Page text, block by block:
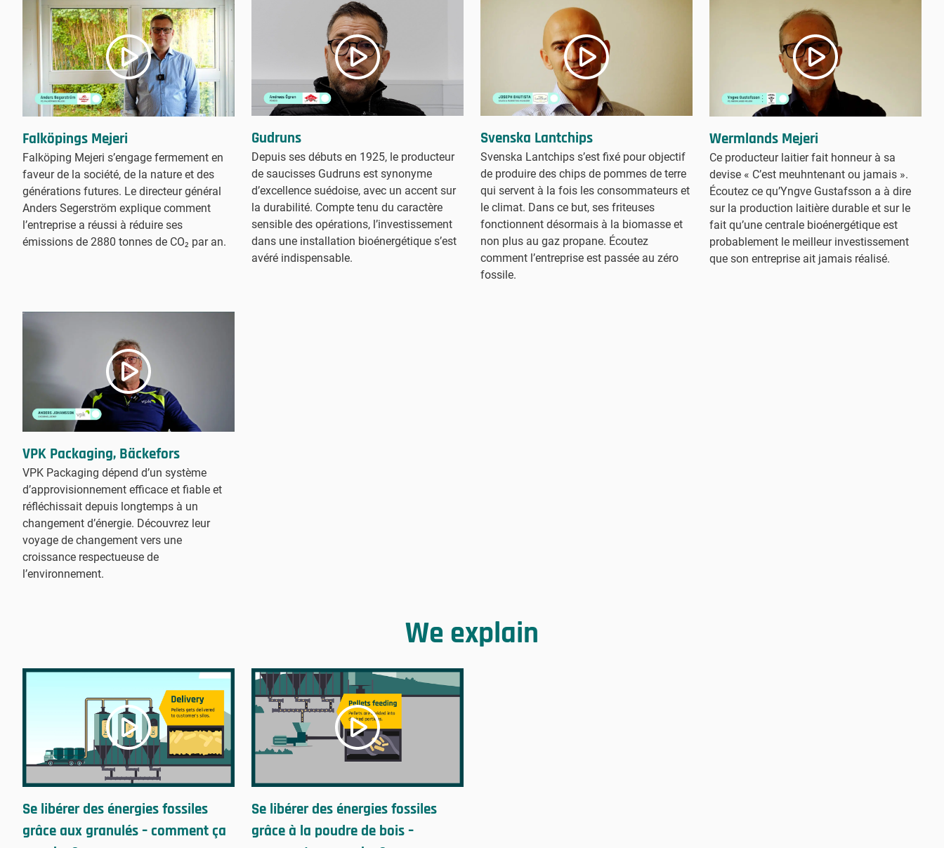
Falköpings Mejeri
Falköping Mejeri s’engage fermement en
faveur de la société, de la nature et des
générations futures. Le directeur général
Anders Segerström explique comment
l’entreprise a réussi à réduire ses
émissions de 2880 tonnes de CO₂ par an.
Gudruns
Depuis ses débuts en 1925, le producteur
de saucisses Gudruns est synonyme
d’excellence suédoise, avec un accent sur
la durabilité. Compte tenu du caractère
sensible des opérations, l’investissement
dans une installation bioénergétique s’est
avéré indispensable.
Svenska Lantchips
Svenska Lantchips s’est fixé pour objectif
de produire des chips de pommes de terre
qui servent à la fois les consommateurs et
le climat. Dans ce but, ses friteuses
fonctionnent désormais à la biomasse et
non plus au gaz propane. Écoutez
comment l’entreprise est passée au zéro
fossile.
Wermlands Mejeri
Ce producteur laitier fait honneur à sa
devise « C’est meuhntenant ou jamais ».
Écoutez ce qu’Yngve Gustafsson a à dire
sur la production laitière durable et sur le
fait qu’une centrale bioénergétique est
probablement le meilleur investissement
que son entreprise ait jamais réalisé.
VPK Packaging, Bäckefors
VPK Packaging dépend d’un système
d’approvisionnement efficace et fiable et
réfléchissait depuis longtemps à un
changement d’énergie. Découvrez leur
voyage de changement vers une
croissance respectueuse de
l’environnement.
We explain
Se libérer des énergies fossiles
grâce aux granulés – comment ça
Se libérer des énergies fossiles
grâce à la poudre de bois –